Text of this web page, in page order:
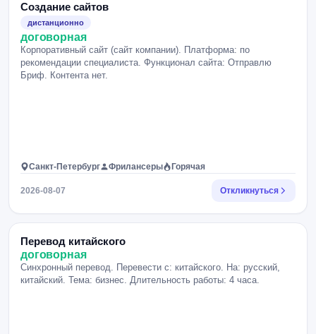
Создание сайтов
дистанционно
договорная
Корпоративный сайт (сайт компании). Платформа: по
рекомендации специалиста. Функционал сайта: Отправлю
Бриф. Контента нет.
Санкт-Петербург Фрилансеры Горячая
2026-08-07 Откликнуться
Перевод китайского
договорная
Синхронный перевод. Перевести с: китайского. На: русский,
китайский. Тема: бизнес. Длительность работы: 4 часа.